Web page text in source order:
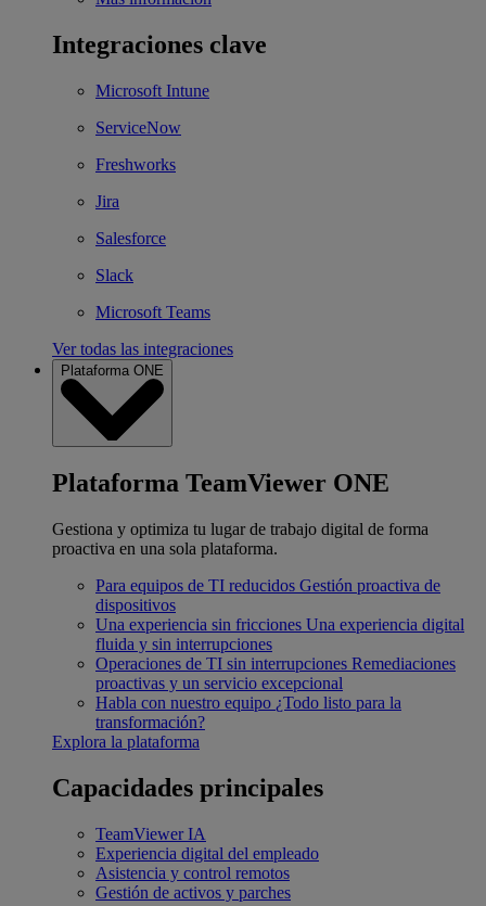
Integraciones clave
Microsoft Intune
ServiceNow
Freshworks
Jira
Salesforce
Slack
Microsoft Teams
Ver todas las integraciones
Plataforma ONE
Plataforma TeamViewer ONE
Gestiona y optimiza tu lugar de trabajo digital de forma
proactiva en una sola plataforma.
Para equipos de TI reducidos Gestión proactiva de
dispositivos
Una experiencia sin fricciones Una experiencia digital
fluida y sin interrupciones
Operaciones de TI sin interrupciones Remediaciones
proactivas y un servicio excepcional
Habla con nuestro equipo ¿Todo listo para la
transformación?
Explora la plataforma
Capacidades principales
TeamViewer IA
Experiencia digital del empleado
Asistencia y control remotos
Gestión de activos y parches